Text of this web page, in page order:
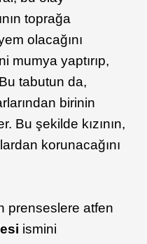
toprağa
olacağını
mumya yaptırıp,
tabutun da,
birinin
Bu şekilde kızının,
korunacağını
prenseslere atfen
ismini